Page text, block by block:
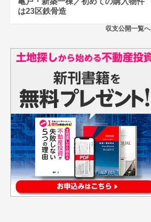
は23区鉄骨造
収支公開一覧へ